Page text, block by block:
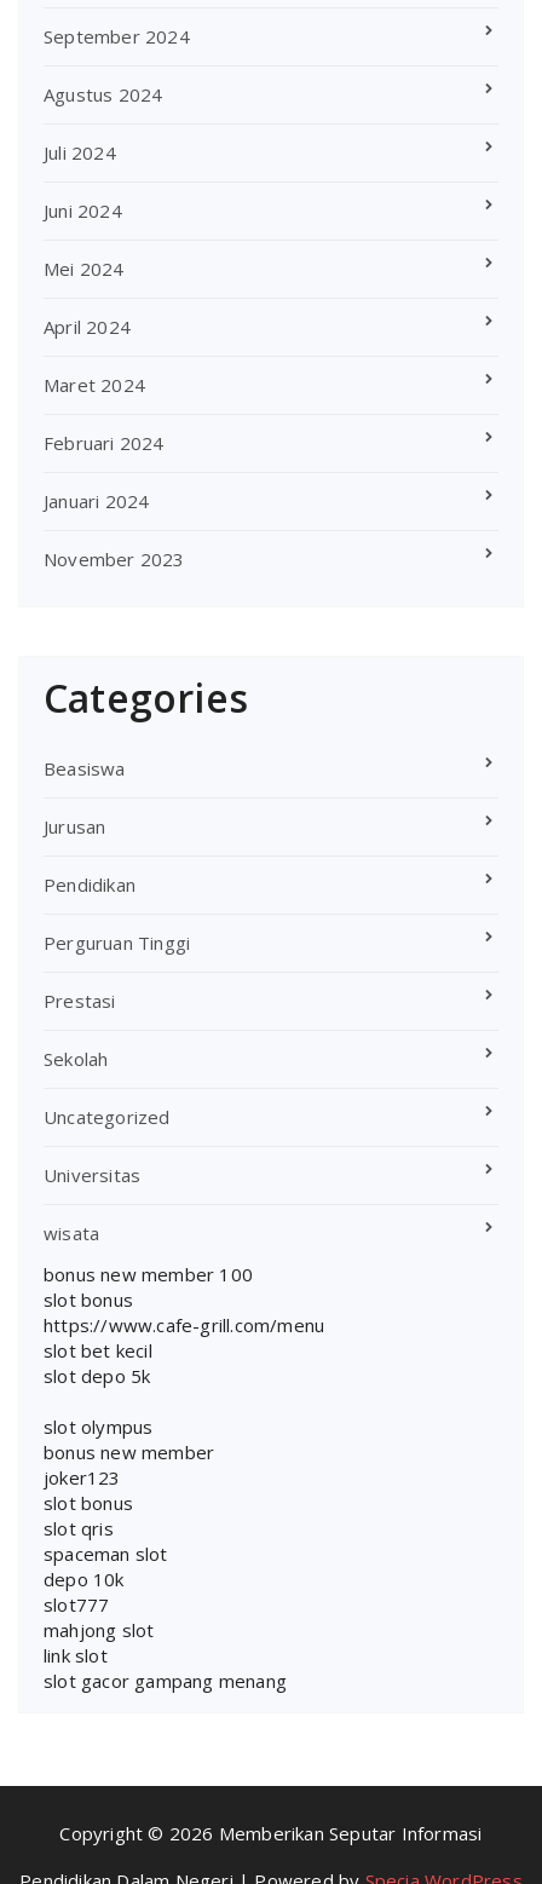
September 2024
Agustus 2024
Juli 2024
Juni 2024
Mei 2024
April 2024
Maret 2024
Februari 2024
Januari 2024
November 2023
Categories
Beasiswa
Jurusan
Pendidikan
Perguruan Tinggi
Prestasi
Sekolah
Uncategorized
Universitas
wisata
bonus new member 100
slot bonus
https://www.cafe-grill.com/menu
slot bet kecil
slot depo 5k
slot olympus
bonus new member
joker123
slot bonus
slot qris
spaceman slot
depo 10k
slot777
mahjong slot
link slot
slot gacor gampang menang
Copyright © 2026 Memberikan Seputar Informasi